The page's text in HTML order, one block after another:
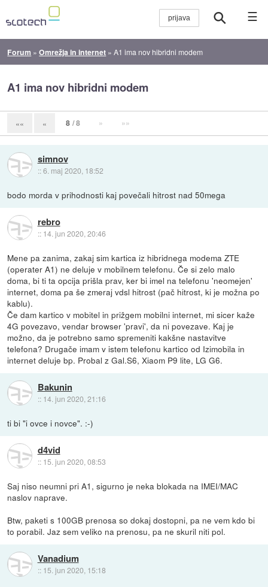
☰
Forum »Omrežja in internet »A1 ima nov hibridni modem
A1 ima nov hibridni modem
«« « 8 / 8 » »»
simnov
::6. maj 2020, 18:52
bodo morda v prihodnosti kaj povečali hitrost nad 50mega
rebro
:: 14. jun 2020, 20:46
Mene pa zanima, zakaj sim kartica iz hibridnega modema ZTE
(operater A1) ne deluje v mobilnem telefonu. Če si zelo malo
doma, bi ti ta opcija prišla prav, ker bi imel na telefonu 'neomejen'
internet, doma pa še zmeraj vdsl hitrost (pač hitrost, ki je možna po
kablu).
Če dam kartico v mobitel in prižgem mobilni internet, mi sicer kaže
4G povezavo, vendar browser 'pravi', da ni povezave. Kaj je
možno, da je potrebno samo spremeniti kakšne nastavitve
telefona? Drugače imam v istem telefonu kartico od Izimobila in
internet deluje bp. Probal z Gal.S6, Xiaom P9 lite, LG G6.
Bakunin
:: 14. jun 2020, 21:16
ti bi "i ovce i novce". :-)
d4vid
:: 15. jun 2020, 08:53
Saj niso neumni pri A1, sigurno je neka blokada na IMEI/MAC
naslov naprave.
Btw, paketi s 100GB prenosa so dokaj dostopni, pa ne vem kdo bi
to porabil. Jaz sem veliko na prenosu, pa ne skuril niti pol.
Vanadium
:: 15. jun 2020, 15:18